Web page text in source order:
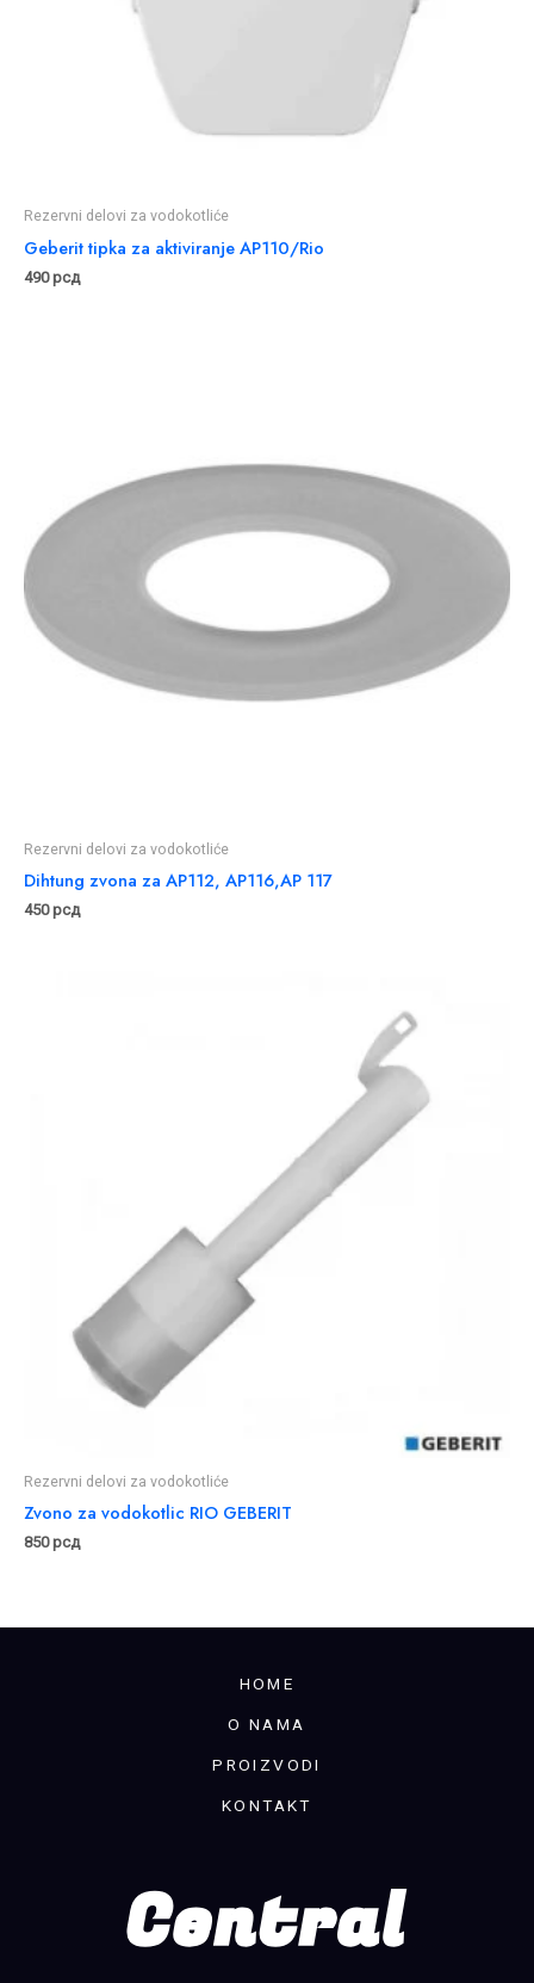
Rezervni delovi za vodokotliće
Geberit tipka za aktiviranje AP110/Rio
490рсд
Rezervni delovi za vodokotliće
Dihtung zvona za AP112, AP116,AP 117
450рсд
Rezervni delovi za vodokotliće
Zvono za vodokotlic RIO GEBERIT
850рсд
HOME
O NAMA
PROIZVODI
KONTAKT